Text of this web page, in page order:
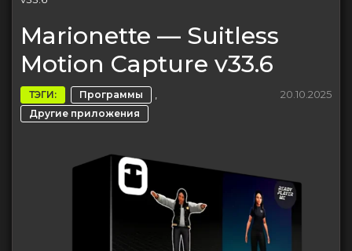
Marionette — Suitless
Motion Capture v33.6
ТЭГИ: Программы ,
Другие приложения
20.10.2025